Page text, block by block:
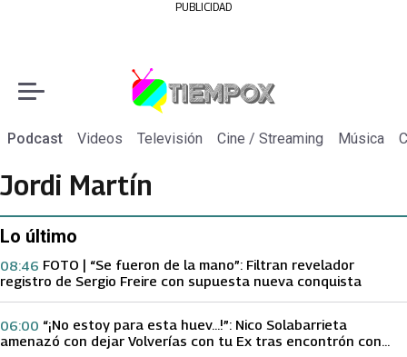
PUBLICIDAD
Podcast Videos Televisión Cine / Streaming Música
Jordi Martín
Lo último
FOTO | “Se fueron de la mano”: Filtran revelador
registro de Sergio Freire con supuesta nueva conquista
08:46
“¡No estoy para esta huev…!”: Nico Solabarrieta
amenazó con dejar Volverías con tu Ex tras encontrón con
06:00